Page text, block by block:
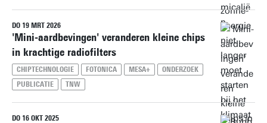
DO 19 MRT 2026
'Mini-aardbevingen' veranderen kleine chips
in krachtige radiofilters
CHIPTECHNOLOGIE FOTONICA MESA+
ONDERZOEK
PUBLICATIE
TNW
DO 16 OKT 2025